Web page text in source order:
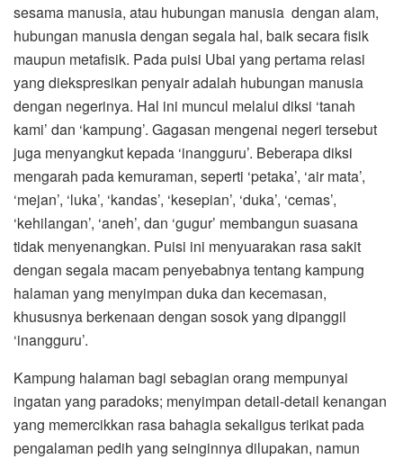
sesama manusia, atau hubungan manusia dengan alam,
hubungan manusia dengan segala hal, baik secara fisik
maupun metafisik. Pada puisi Ubai yang pertama relasi
yang diekspresikan penyair adalah hubungan manusia
dengan negerinya. Hal ini muncul melalui diksi ‘tanah
kami’ dan ‘kampung’. Gagasan mengenai negeri tersebut
juga menyangkut kepada ‘inangguru’. Beberapa diksi
mengarah pada kemuraman, seperti ‘petaka’, ‘air mata’,
‘mejan’, ‘luka’, ‘kandas’, ‘kesepian’, ‘duka’, ‘cemas’,
‘kehilangan’, ‘aneh’, dan ‘gugur’ membangun suasana
tidak menyenangkan. Puisi ini menyuarakan rasa sakit
dengan segala macam penyebabnya tentang kampung
halaman yang menyimpan duka dan kecemasan,
khususnya berkenaan dengan sosok yang dipanggil
‘inangguru’.
Kampung halaman bagi sebagian orang mempunyai
ingatan yang paradoks; menyimpan detail-detail kenangan
yang memercikkan rasa bahagia sekaligus terikat pada
pengalaman pedih yang seinginnya dilupakan, namun